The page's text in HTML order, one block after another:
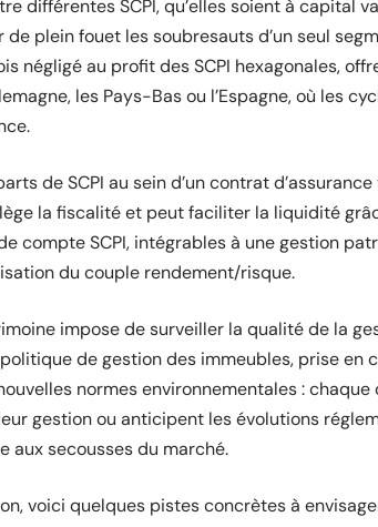
différentes SCPI, qu’elles soient à capital
plein fouet les soubresauts d’un seul
négligé au profit des SCPI hexagonales,
les Pays-Bas ou l’Espagne, où les
de SCPI au sein d’un contrat
la fiscalité et peut faciliter la liquidité
compte SCPI, intégrables à une gestion
du couple rendement/risque.
impose de surveiller la qualité de la
de gestion des immeubles, prise en
normes environnementales :
gestion ou anticipent les évolutions
aux secousses du marché.
voici quelques pistes concrètes à